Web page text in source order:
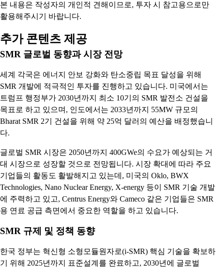
본 내용은 작성자의 개인적 견해이므로, 투자 시 참고용으로만
활용해주시기 바랍니다.
추가 콘텐츠 제공
SMR 글로벌 동향과 시장 전망
세계 각국은 에너지 안보 강화와 탄소중립 목표 달성을 위해
SMR 개발에 적극적인 투자를 진행하고 있습니다. 미국에서는
트럼프 행정부가 2030년까지 최소 10기의 SMR 발전소 건설을
목표로 하고 있으며, 인도에서는 2033년까지 55MW 규모의
Bharat SMR 2기 건설을 위해 약 25억 달러의 예산을 배정했습니
다.
글로벌 SMR 시장은 2050년까지 400GWe의 수요가 예상되는 거
대 시장으로 성장할 것으로 전망됩니다. 시장 확대에 따라 주요
기업들의 활동도 활발해지고 있는데, 미국의 Oklo, BWX
Technologies, Nano Nuclear Energy, X-energy 등이 SMR 기술 개발
에 주력하고 있고, Centrus Energy와 Cameco 같은 기업들은 SMR
용 연료 공급 측면에서 중요한 역할을 하고 있습니다.
SMR 규제 및 정책 동향
한국 정부는 혁신형 소형모듈원자로(i-SMR) 핵심 기술을 확보하
기 위해 2025년까지 표준설계를 완료하고, 2030년에 글로벌